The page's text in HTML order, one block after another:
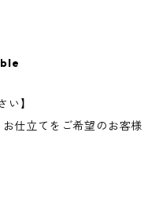
い】
仕立てをご希望のお客様